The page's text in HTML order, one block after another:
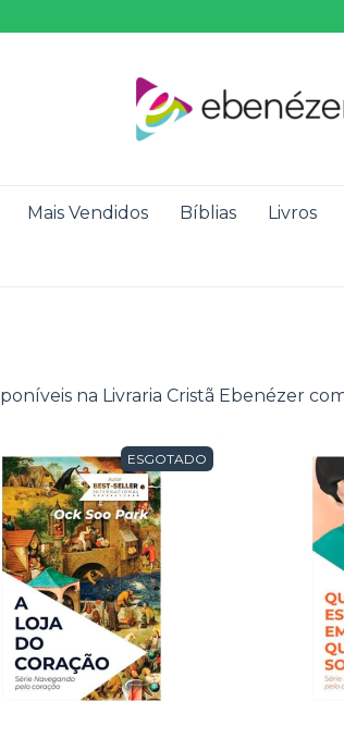
Mais Vendidos Bíblias Livros
na Livraria Cristã Ebenézer
ESGOTADO